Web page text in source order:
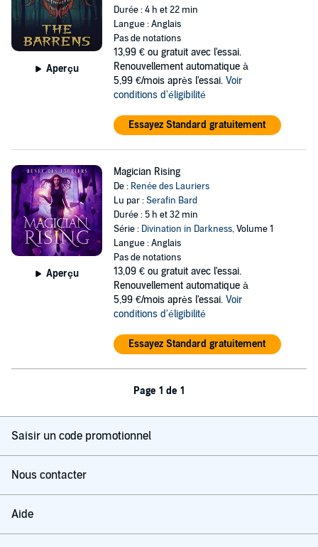
Aperçu
Durée : 4 h et 22 min
Langue : Anglais
Pas de notations
13,99 € ou gratuit avec l'essai.
Renouvellement automatique à
5,99 €/mois après l'essai. Voir
conditions d'éligibilité
Essayez Standard gratuitement
Aperçu
Magician Rising
De : Renée des Lauriers
Lu par :Serafin Bard
Durée : 5 h et 32 min
Série : Divination in Darkness, Volume 1
Langue : Anglais
Pas de notations
13,09 € ou gratuit avec l'essai.
Renouvellement automatique à
5,99 €/mois après l'essai. Voir
conditions d'éligibilité
Essayez Standard gratuitement
Page 1 de 1
Saisir un code promotionnel
Nous contacter
Aide